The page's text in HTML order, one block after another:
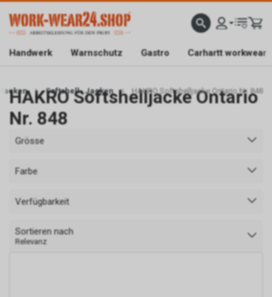
AB CHF 200.- FACHGESCHÄFT IN BAAR/ZG SICHER EINKAUFEN
Handwerk Warnschutz Gastro Carhartt workwear
Softshell- Jacken HAKRO Softshelljacke Ontario Nr. 848
HAKRO Softshelljacke Ontario
Nr. 848
Grösse
Farbe
Verfügbarkeit
Sortieren nach
Relevanz